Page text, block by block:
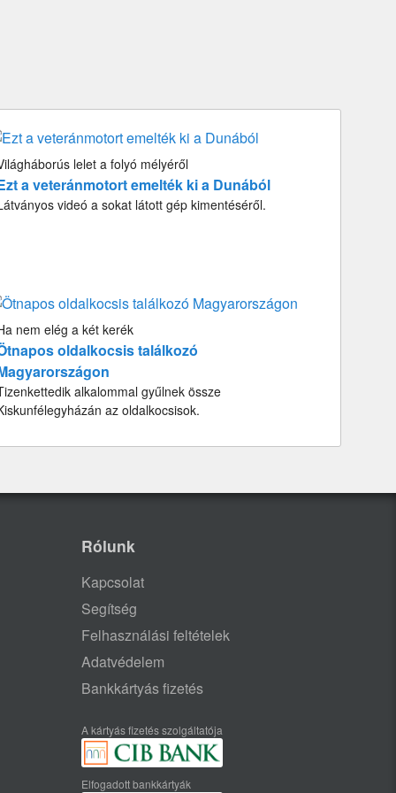
lelet a folyó mélyéről
a veteránmotort emelték ki a Dunából
videó a sokat látott gép kimentéséről.
nem elég a két kerék
oldalkocsis találkozó
alkalommal gyűlnek össze
az oldalkocsisok.
Rólunk
Kapcsolat
Segítség
Felhasználási feltételek
Adatvédelem
Bankkártyás fizetés
A kártyás fizetés szolgáltatója
Elfogadott bankkártyák